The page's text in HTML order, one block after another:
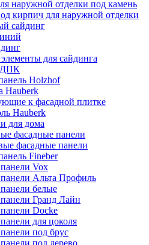
наружной отделки под камень
кирпич для наружной отделки
сайдинг
для сайдинга
ДПК
Holzhof
Hauberk
к фасадной плитке
Hauberk
для дома
фасадные панели
фасадные панели
Fineber
Vox
Альта Профиль
белые
Гранд Лайн
Docke
для цоколя
под брус
под дерево